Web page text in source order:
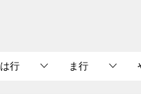
は行 ま行